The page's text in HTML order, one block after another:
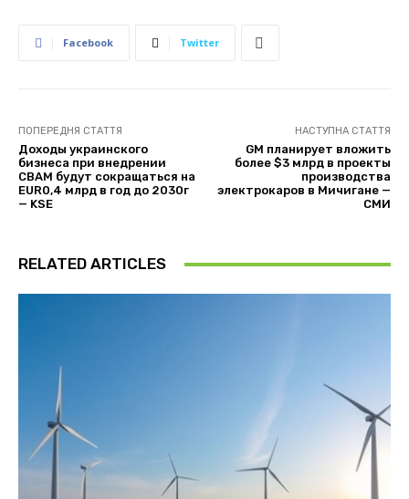
Facebook Twitter
ПОПЕРЕДНЯ СТАТТЯ
Доходы украинского
бизнеса при внедрении
CBAM будут сокращаться на
EUR0,4 млрд в год до 2030г
— KSE
НАСТУПНА СТАТТЯ
GM планирует вложить
более $3 млрд в проекты
производства
электрокаров в Мичигане —
СМИ
RELATED ARTICLES